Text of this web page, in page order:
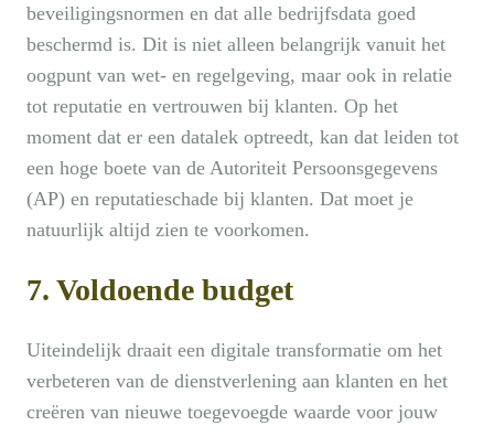
beveiligingsnormen en dat alle bedrijfsdata goed
beschermd is. Dit is niet alleen belangrijk vanuit het
oogpunt van wet- en regelgeving, maar ook in relatie
tot reputatie en vertrouwen bij klanten. Op het
moment dat er een datalek optreedt, kan dat leiden tot
een hoge boete van de Autoriteit Persoonsgegevens
(AP) en reputatieschade bij klanten. Dat moet je
natuurlijk altijd zien te voorkomen.
7. Voldoende budget
Uiteindelijk draait een digitale transformatie om het
verbeteren van de dienstverlening aan klanten en het
creëren van nieuwe toegevoegde waarde voor jouw